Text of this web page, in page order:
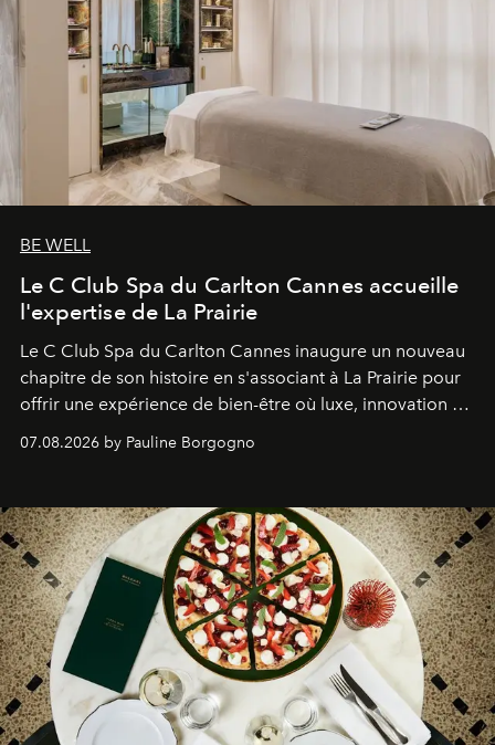
BE WELL
Le C Club Spa du Carlton Cannes accueille
l'expertise de La Prairie
Le C Club Spa du Carlton Cannes inaugure un nouveau
chapitre de son histoire en s'associant à La Prairie pour
offrir une expérience de bien-être où luxe, innovation et
expertise se rencontrent.
07.08.2026 by Pauline Borgogno